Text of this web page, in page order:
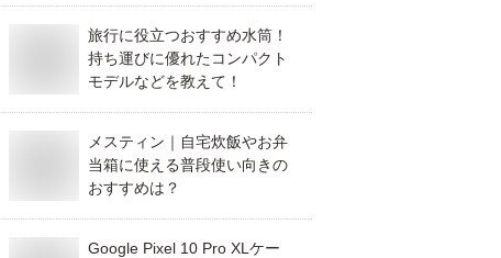
旅行に役立つおすすめ水筒！
持ち運びに優れたコンパクト
モデルなどを教えて！
メスティン｜自宅炊飯やお弁
当箱に使える普段使い向きの
おすすめは？
Google Pixel 10 Pro XLケー